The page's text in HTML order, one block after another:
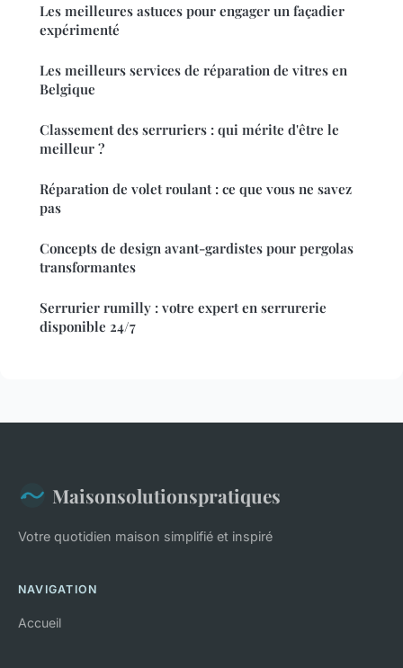
Les meilleures astuces pour engager un façadier
expérimenté
Les meilleurs services de réparation de vitres en
Belgique
Classement des serruriers : qui mérite d'être le
meilleur ?
Réparation de volet roulant : ce que vous ne savez
pas
Concepts de design avant-gardistes pour pergolas
transformantes
Serrurier rumilly : votre expert en serrurerie
disponible 24/7
Maisonsolutionspratiques
Votre quotidien maison simplifié et inspiré
NAVIGATION
Accueil